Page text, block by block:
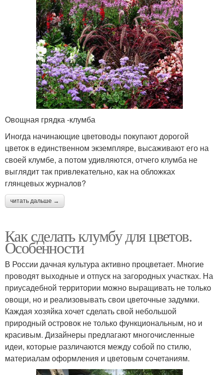
Овощная грядка -клумба
Иногда начинающие цветоводы покупают дорогой
цветок в единственном экземпляре, высаживают его на
своей клумбе, а потом удивляются, отчего клумба не
выглядит так привлекательно, как на обложках
глянцевых журналов?
читать дальше →
Как сделать клумбу для цветов.
Особенности
В России дачная культура активно процветает. Многие
проводят выходные и отпуск на загородных участках. На
приусадебной территории можно выращивать не только
овощи, но и реализовывать свои цветочные задумки.
Каждая хозяйка хочет сделать свой небольшой
природный островок не только функциональным, но и
красивым. Дизайнеры предлагают многочисленные
идеи, которые различаются между собой по стилю,
материалам оформления и цветовым сочетаниям.